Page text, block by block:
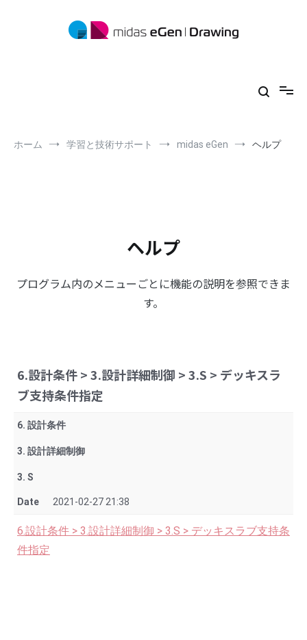
ホーム 学習と技術サポート midas eGen ヘルプ
ヘルプ
プログラム内のメニューごとに機能の説明を参照できま
す。
6.設計条件 > 3.設計詳細制御 > 3.S > デッキスラ
ブ支持条件指定
6. 設計条件
3. 設計詳細制御
3. S
Date 2021-02-27 21:38
6.設計条件 > 3.設計詳細制御 > 3.S > デッキスラブ支持条
件指定